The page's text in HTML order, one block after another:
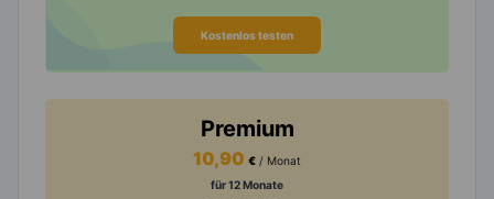
Kostenlos testen
Premium
10,90 € / Monat
für 12 Monate